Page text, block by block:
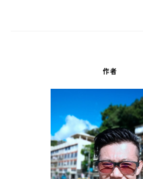
作者